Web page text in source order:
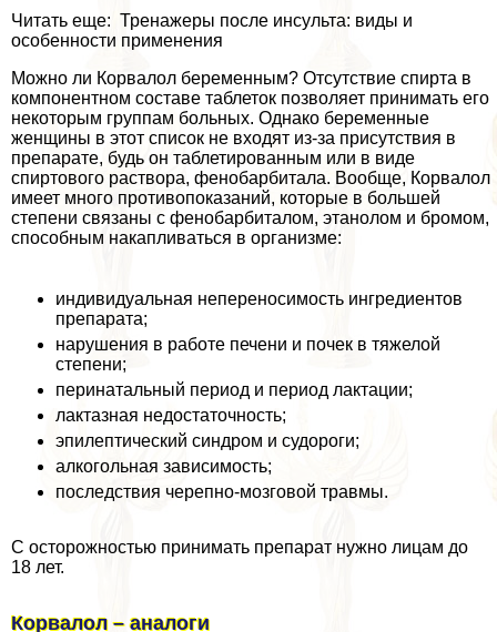
Читать еще: Тренажеры после инсульта: виды и
особенности применения
Можно ли Корвалол беременным? Отсутствие спирта в
компонентном составе таблеток позволяет принимать его
некоторым группам больных. Однако беременные
женщины в этот список не входят из-за присутствия в
препарате, будь он таблетированным или в виде
спиртового раствора, фенобарбитала. Вообще, Корвалол
имеет много противопоказаний, которые в большей
степени связаны с фенобарбиталом, этанолом и бромом,
способным накапливаться в организме:
индивидуальная непереносимость ингредиентов
препарата;
нарушения в работе печени и почек в тяжелой
степени;
перинатальный период и период лактации;
лактазная недостаточность;
эпилептический синдром и судороги;
алкогольная зависимость;
последствия черепно-мозговой травмы.
С осторожностью принимать препарат нужно лицам до
18 лет.
Корвалол – аналоги